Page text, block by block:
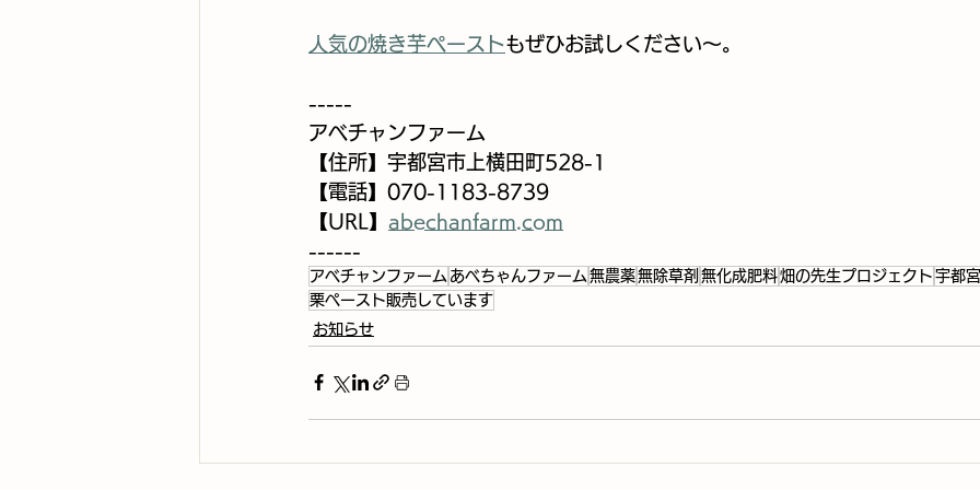
人気の焼き芋ペーストもぜひお試しください～。
-----
アベチャンファーム
【住所】宇都宮市上横田町528-1
【電話】070-1183-8739
【URL】 abechanfarm.com
------
アベチャンファーム あべちゃんファーム 無農薬無除草剤 無化成肥料畑の先生プロジェクト 宇都宮
栗ペースト販売しています
お知らせ